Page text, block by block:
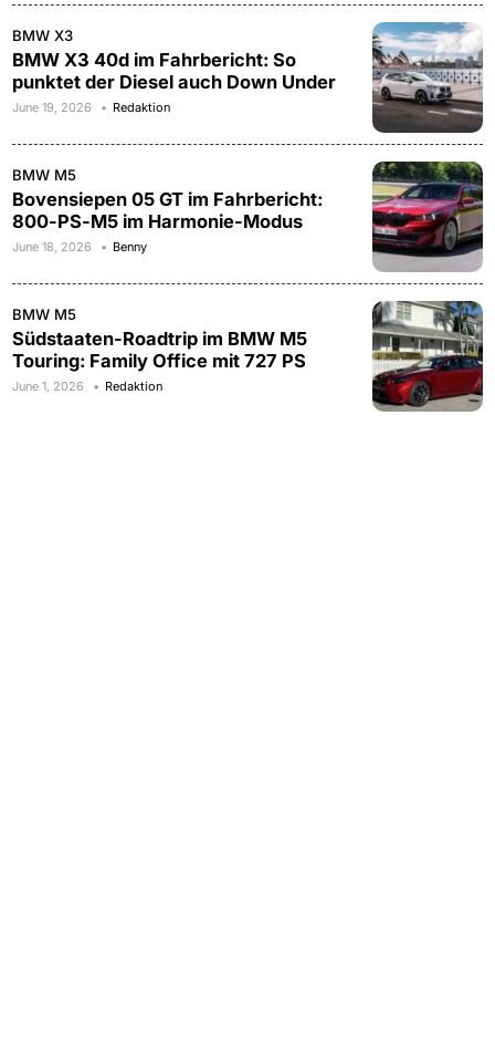
BMW X3
BMW X3 40d im Fahrbericht: So
punktet der Diesel auch Down Under
June 19, 2026 Redaktion
BMW M5
Bovensiepen 05 GT im Fahrbericht:
800-PS-M5 im Harmonie-Modus
June 18, 2026 Benny
BMW M5
Südstaaten-Roadtrip im BMW M5
Touring: Family Office mit 727 PS
June 1, 2026 Redaktion